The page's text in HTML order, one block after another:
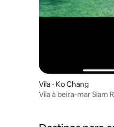
Vila ⋅ Ko Chang
Vila à beira-mar Siam